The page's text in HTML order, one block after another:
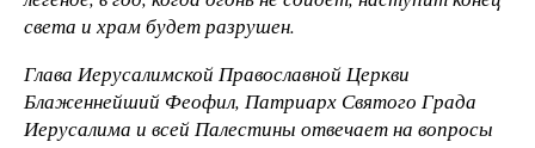
света и храм будет разрушен.
Глава Иерусалимской Православной Церкви
Блаженнейший Феофил, Патриарх Святого Града
Иерусалима и всей Палестины отвечает на вопросы